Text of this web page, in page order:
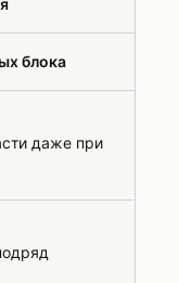
блока
даже при